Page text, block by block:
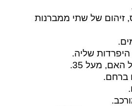
זיהום של שתי ממברנות
שליה.
מעל 35.
ברחם.